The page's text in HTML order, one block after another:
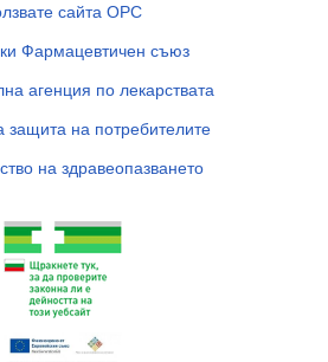
сайта ОРС
Фармацевтичен съюз
агенция по лекарствата
защита на потребителите
на здравеопазването